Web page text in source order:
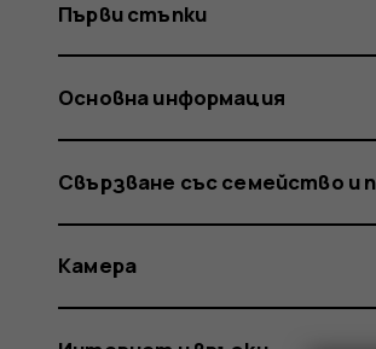
Първи стъпки
Основна информация
Свързване със семейство и
Камера